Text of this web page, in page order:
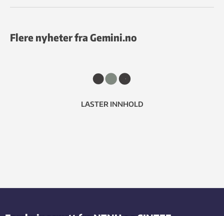
Flere nyheter fra Gemini.no
LASTER INNHOLD